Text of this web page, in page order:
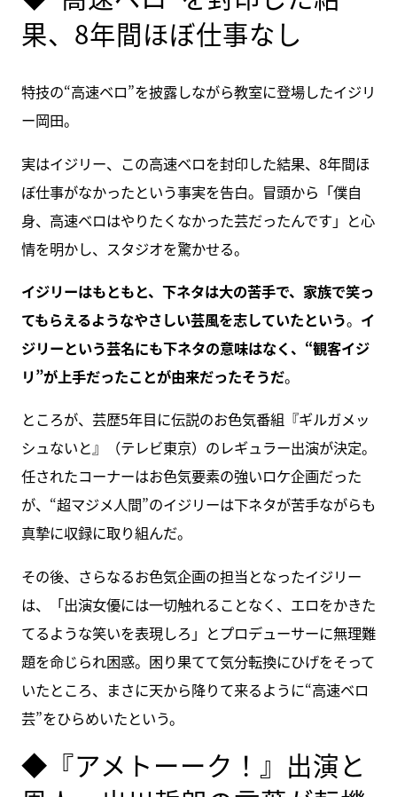
果、8年間ほぼ仕事なし
特技の“高速ベロ”を披露しながら教室に登場したイジリ
ー岡田。
実はイジリー、この高速ベロを封印した結果、8年間ほ
ぼ仕事がなかったという事実を告白。冒頭から「僕自
身、高速ベロはやりたくなかった芸だったんです」と心
情を明かし、スタジオを驚かせる。
イジリーはもともと、下ネタは大の苦手で、家族で笑っ
てもらえるようなやさしい芸風を志していたという。 イ
ジリーという芸名にも下ネタの意味はなく、“観客イジ
リ”が上手だったことが由来だったそうだ。
ところが、芸歴5年目に伝説のお色気番組『ギルガメッ
シュないと』（テレビ東京）のレギュラー出演が決定。
任されたコーナーはお色気要素の強いロケ企画だった
が、“超マジメ人間”のイジリーは下ネタが苦手ながらも
真摯に収録に取り組んだ。
その後、さらなるお色気企画の担当となったイジリー
は、「出演女優には一切触れることなく、エロをかきた
てるような笑いを表現しろ」とプロデューサーに無理難
題を命じられ困惑。困り果てて気分転換にひげをそって
いたところ、まさに天から降りて来るように“高速ベロ
芸”をひらめいたという。
◆『アメトーーク！』出演と